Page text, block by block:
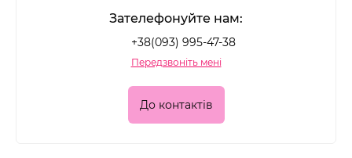
Зателефонуйте нам:
+38(093) 995-47-38
Передзвоніть мені
До контактів